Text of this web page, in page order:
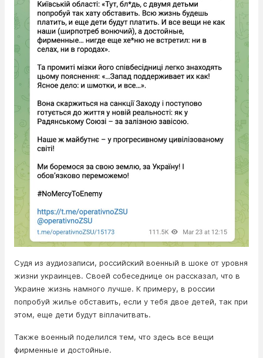
Судя из аудиозаписи, российский военный в шоке от уровня
жизни украинцев. Своей собеседнице он рассказал, что в
Украине жизнь намного лучше. К примеру, в россии
попробуй жилье обставить, если у тебя двое детей, так при
этом, еще дети будут віплачитвать.
Также военный поделился тем, что здесь все вещи
фирменные и достойные.